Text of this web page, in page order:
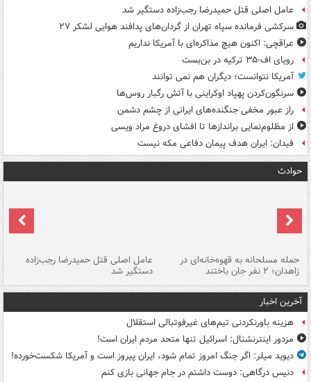
عامل اصلی قتل حمیدرضا رجب‌زاده دستگیر شد
سرکشی فرمانده سپاه تهران از گردان‌های پدافند هوایی لشکر ۲۷
عراقچی: اکنون هیچ مذاکره‌ای با آمریکا نداریم
رویای اف-۳۵ ترکیه در بن‌بست
آمریکا نتوانست؛ دیگران هم نمی توانند
سرنگون‌کردن پهپاد اوکراینی با آتش رگبار روس‌ها
راز عبور مخفی جنگنده‌های ایرانی از چشم دشمن
از مظلوم‌نمایی براندازها تا افشای دروغ مراد ویسی
فیدان: ایران هدف پیمان دفاعی مکه نیست
حوادث
حمله مسلحانه به قهوه‌خانه‌ای در
زاهدان؛ ۲ نفر جان باختند
عامل اصلی قتل حمیدرضا رجب‌زاده
دستگیر شد
آخرین اخبار
هزینه باورنکردنی تیم‌های غیرفوتبالی استقلال
مزدور اینترنشنال: اسرائیل تنها متحد مردم ایران است!
دیوید میلر: اگر جنگ امروز تمام شود، ایران پیروز است و آمریکا شکست‌خورده!
دنیس درگاهی: دوست داشتم در جام جهانی بازی کنم